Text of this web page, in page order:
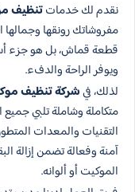
نقدم لك خدماتتنظيف
مفروشاتك رونقها
قطعة قماش، بل هو جزء
ويوفر الراحة والدفء.
لذلك، فيشركة تنظيف
متكاملة وشاملة تلبي
التقنيات والمعدات
آمنة وفعالة تضمن إزالة
الموكيت أو ألوانه.